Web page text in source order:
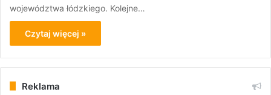
województwa łódzkiego. Kolejne…
Czytaj więcej »
Reklama